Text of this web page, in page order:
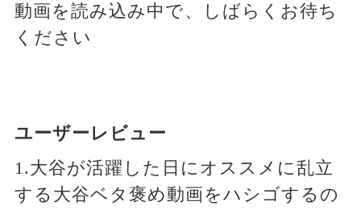
動画を読み込み中で、しばらくお待ち
ください
ユーザーレビュー
1.大谷が活躍した日にオススメに乱立
する大谷ベタ褒め動画をハシゴするの